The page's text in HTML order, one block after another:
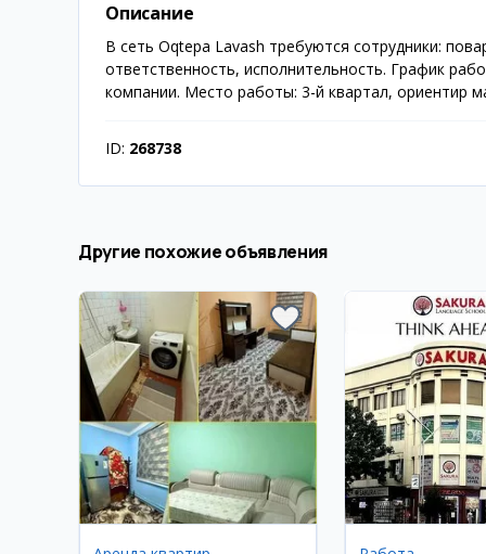
Описание
В сеть Oqtepa Lavash требуются сотрудники:
ответственность, исполнительность. График
компании. Место работы: 3-й квартал, ориентир
ID: 268738
Другие похожие объявления